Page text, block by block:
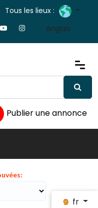
fr
Tous les lieux :
Anglais
Publier une annonce